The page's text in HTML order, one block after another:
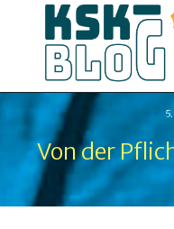
Von der